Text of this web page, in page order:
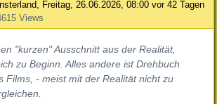
, Freitag, 26.06.2026, 08:00 vor 42 Tagen
Views
"kurzen" Ausschnitt aus der Realität,
zu Beginn. Alles andere ist Drehbuch
Films, - meist mit der Realität nicht zu